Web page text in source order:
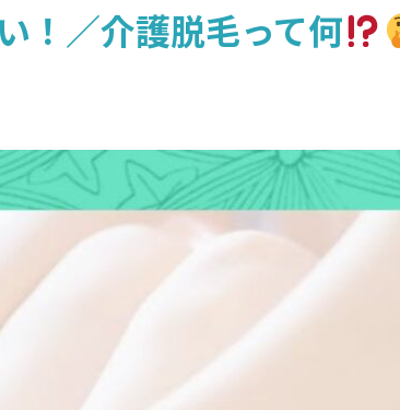
！／介護脱毛って何